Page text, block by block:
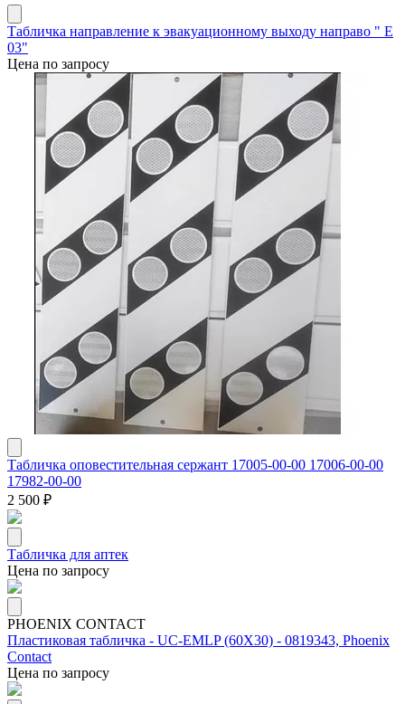
Табличка направление к эвакуационному выходу направо " Е
03"
Цена по запросу
Табличка оповестительная сержант 17005-00-00 17006-00-00
17982-00-00
2 500 ₽
Табличка для аптек
Цена по запросу
PHOENIX CONTACT
Пластиковая табличка - UC-EMLP (60X30) - 0819343, Phoenix
Contact
Цена по запросу